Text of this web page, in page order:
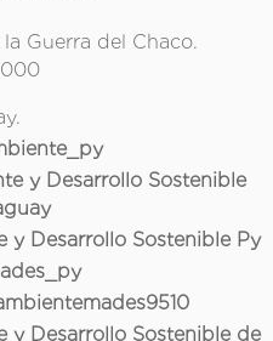
Guerra del Chaco.
y Desarrollo Sostenible
y Desarrollo Sostenible Py
y Desarrollo Sostenible de